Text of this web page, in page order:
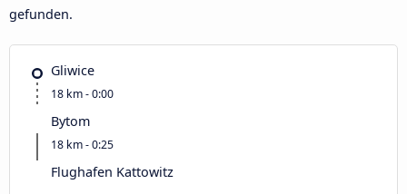
gefunden.
Gliwice
18 km - 0:00
Bytom
18 km - 0:25
Flughafen Kattowitz